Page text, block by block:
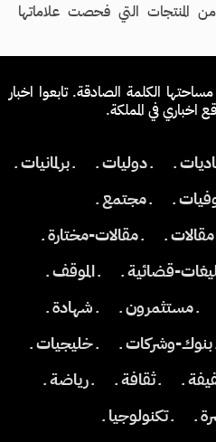
والمقاييس': 25% من المنتجات التي فحصت علاماتها
الكلمة الصادقة. تابعوا اخبار
في المملكة.
ـ ـ دوليات ـ
ـ برلمانيات ـ
ـ
ـ مجتمع ـ
مقالات ـ
ـ مقالات-مختارة ـ
قضائية ـ
ـ الموقف ـ
ـ مستثمرون ـ
ـ شهادة ـ
بنوك-وشركات ـ
ـ خليجيات ـ
ـ ـ ثقافة ـ
ـ رياضة ـ
ـ
ـ تكنولوجيا ـ